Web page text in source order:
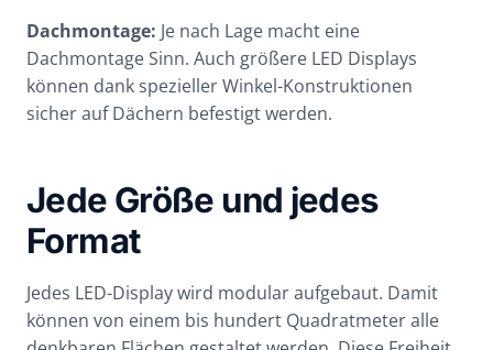
Dachmontage: Je nach Lage macht eine
Dachmontage Sinn. Auch größere LED Displays
können dank spezieller Winkel-Konstruktionen
sicher auf Dächern befestigt werden.
Jede Größe und jedes
Format
Jedes LED-Display wird modular aufgebaut. Damit
können von einem bis hundert Quadratmeter alle